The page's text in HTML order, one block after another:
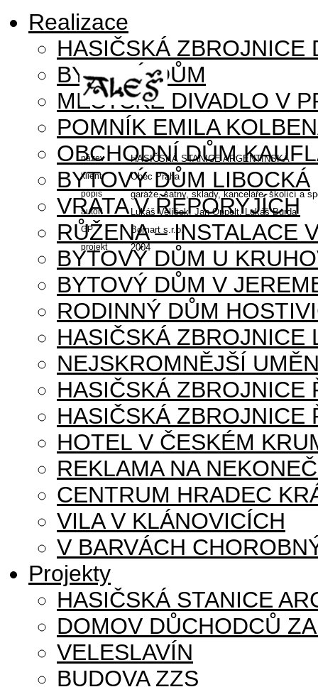
Realizace
HASIČSKÁ ZBROJNICE
BYTOVÝ DŮM
MĚSTSKÉ DIVADLO V
POMNÍK EMILA
OBCHODNÍ DŮM
BYTOVÝ DŮM LIBOCKÁ
VRATA V ŘEPORYJÍCH
RŮŽENA – INSTALACE
BYTOVÝ DŮM U
BYTOVÝ DŮM V
RODINNÝ DŮM
HASIČSKÁ ZBROJNICE
NEJSKROMNĚJŠÍ
HASIČSKÁ ZBROJNICE
HASIČSKÁ ZBROJNICE
HOTEL V ČESKÉM
REKLAMA NA
CENTRUM HRADEC
VILA V KLÁNOVICÍCH
V BARVÁCH
Projekty
HASIČSKÁ STANICE
DOMOV DŮCHODCŮ
VELESLAVÍN
BUDOVA ZZS
název HASIČSKÁ STANICE ARGENTINSKÁ
klient Obec Praha
popis garáže, šatny, sklady, kanceláře, školící a
autoři Lukáš Velíšek, Jan Oppelt, Lukáš Burda
GP Bomart s.r.o.
projekt 2004